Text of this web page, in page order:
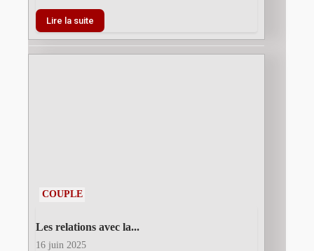
Lire la suite
COUPLE
Les relations avec la...
16 juin 2025